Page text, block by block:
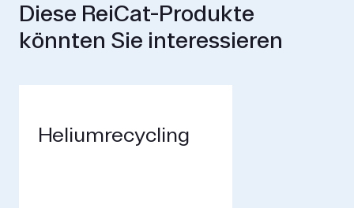
Diese ReiCat-Produkte
könnten Sie interessieren
Helium­recycling